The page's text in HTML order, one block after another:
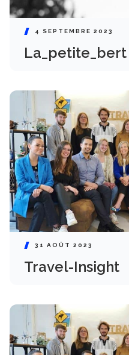
4 SEPTEMBRE 2023
La_petite_bert
31 AOÛT 2023
Travel-Insight